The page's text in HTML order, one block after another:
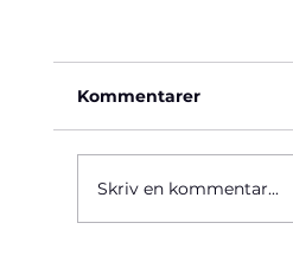
Kommentarer
Skriv en kommentar...